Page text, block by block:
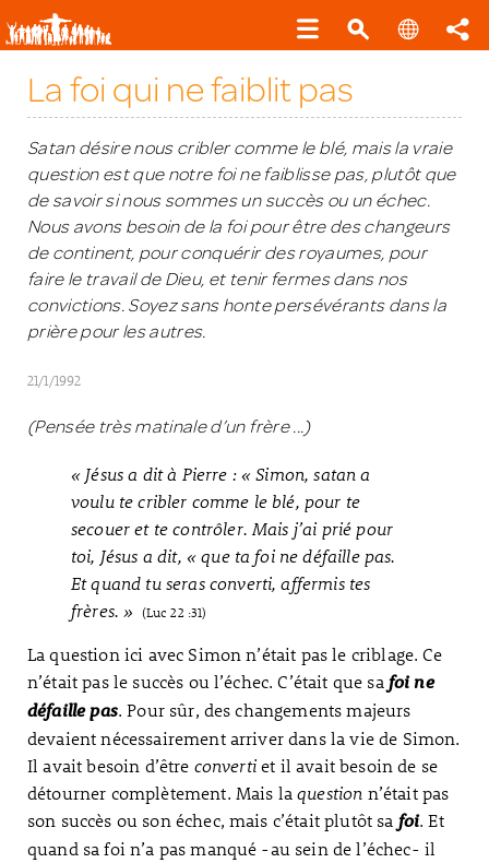
La foi qui ne faiblit pas
Satan désire nous cribler comme le blé, mais la vraie
question est que notre foi ne faiblisse pas, plutôt que
de savoir si nous sommes un succès ou un échec.
Nous avons besoin de la foi pour être des changeurs
de continent, pour conquérir des royaumes, pour
faire le travail de Dieu, et tenir fermes dans nos
convictions. Soyez sans honte persévérants dans la
prière pour les autres.
21/1/1992
(Pensée très matinale d’un frère ...)
« Jésus a dit à Pierre : « Simon, satan a
voulu te cribler comme le blé, pour te
secouer et te contrôler. Mais j’ai prié pour
toi, Jésus a dit, « que ta foi ne défaille pas.
Et quand tu seras converti, affermis tes
frères. » (Luc 22 :31)
La question ici avec Simon n’était pas le criblage. Ce
n’était pas le succès ou l’échec. C’était que sa foi ne
défaille pas. Pour sûr, des changements majeurs
devaient nécessairement arriver dans la vie de Simon.
Il avait besoin d’être convertiet il avait besoin de se
détourner complètement. Mais laquestion n’était pas
son succès ou son échec, mais c’était plutôt sa foi. Et
quand sa foi n’a pas manqué -au sein de l’échec- il